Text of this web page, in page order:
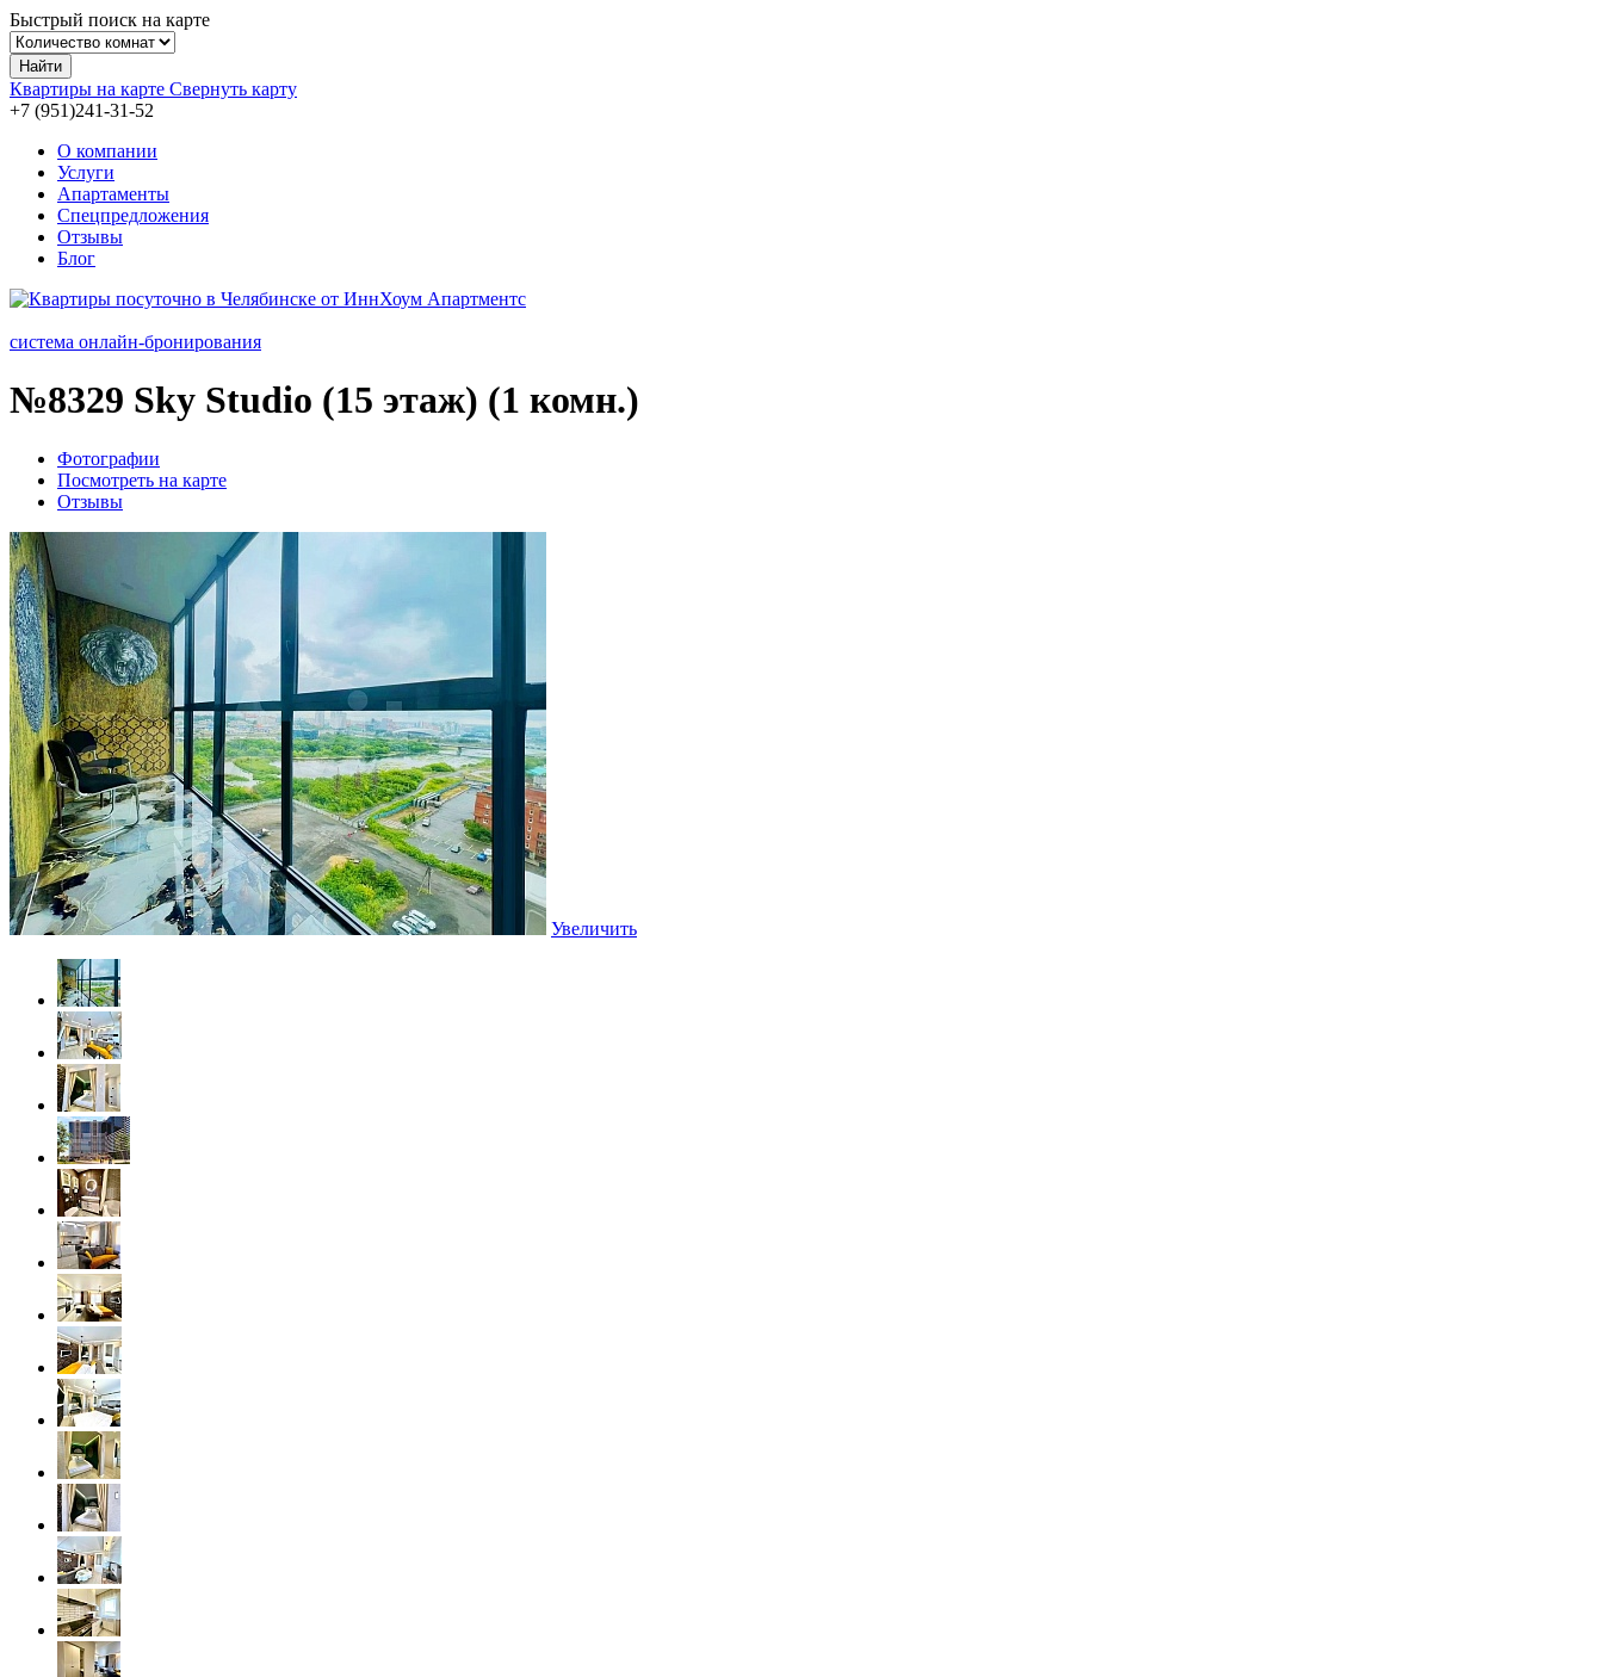
Быстрый поиск на карте
Найти
Квартиры на карте Свернуть карту
+7 (951)241-31-52
О компании
Услуги
Апартаменты
Спецпредложения
Отзывы
Блог
система онлайн-бронирования
№8329 Sky Studio (15 этаж) (1 комн.)
Фотографии
Посмотреть на карте
Отзывы
Увеличить